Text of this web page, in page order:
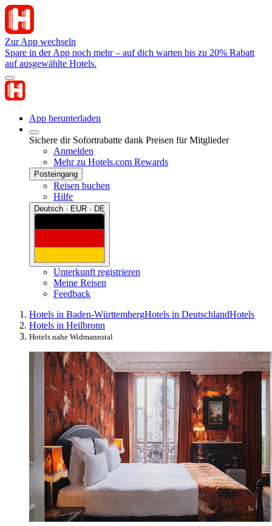
Zur App wechseln
Spare in der App noch mehr – auf dich warten bis zu 20% Rabatt
auf ausgewählte Hotels.
App herunterladen
Sichere dir Sofortrabatte dank Preisen für Mitglieder
Anmelden
Mehr zu Hotels.com Rewards
Posteingang
Reisen buchen
Hilfe
Deutsch · EUR · DE
Unterkunft registrieren
Meine Reisen
Feedback
Hotels in Baden-WürttembergHotels in DeutschlandHotels
Hotels in Heilbronn
Hotels nahe Widmannstal